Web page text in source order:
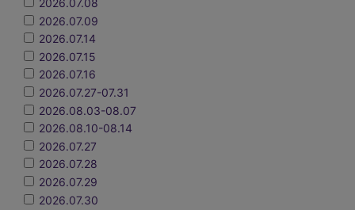
2026.07.08
2026.07.09
2026.07.14
2026.07.15
2026.07.16
2026.07.27-07.31
2026.08.03-08.07
2026.08.10-08.14
2026.07.27
2026.07.28
2026.07.29
2026.07.30